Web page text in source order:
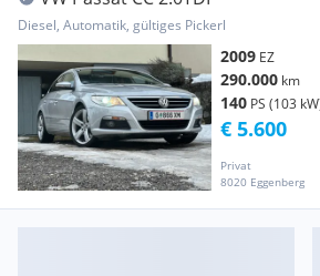
Diesel, Automatik, gültiges Pickerl
2009 EZ
290.000 km
140 PS (103
Privat
8020 Eggenberg
€ 5.600